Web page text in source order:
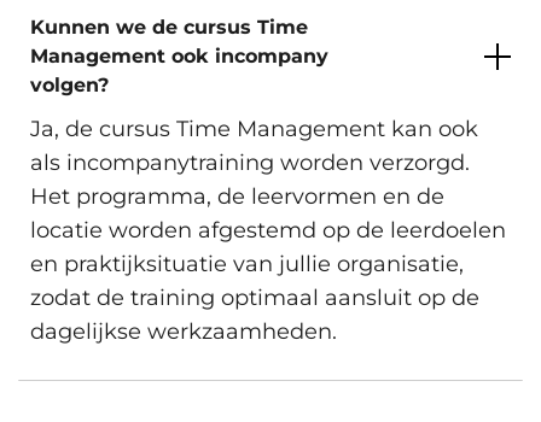
Kunnen we de cursus Time
Management ook incompany
volgen?
Ja, de cursus Time Management kan ook
als incompanytraining worden verzorgd.
Het programma, de leervormen en de
locatie worden afgestemd op de leerdoelen
en praktijksituatie van jullie organisatie,
zodat de training optimaal aansluit op de
dagelijkse werkzaamheden.